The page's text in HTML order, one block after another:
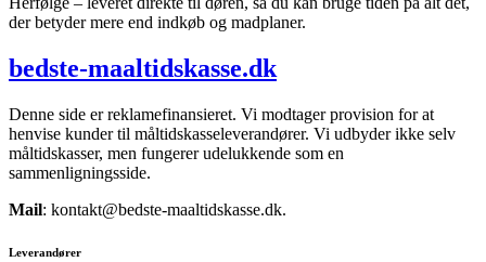
der betyder mere end indkøb og madplaner.
bedste-maaltidskasse.dk
Denne side er reklamefinansieret. Vi modtager provision for at
henvise kunder til måltidskasseleverandører. Vi udbyder ikke selv
måltidskasser, men fungerer udelukkende som en
sammenligningsside.
Mail: kontakt@bedste-maaltidskasse.dk.
Leverandører